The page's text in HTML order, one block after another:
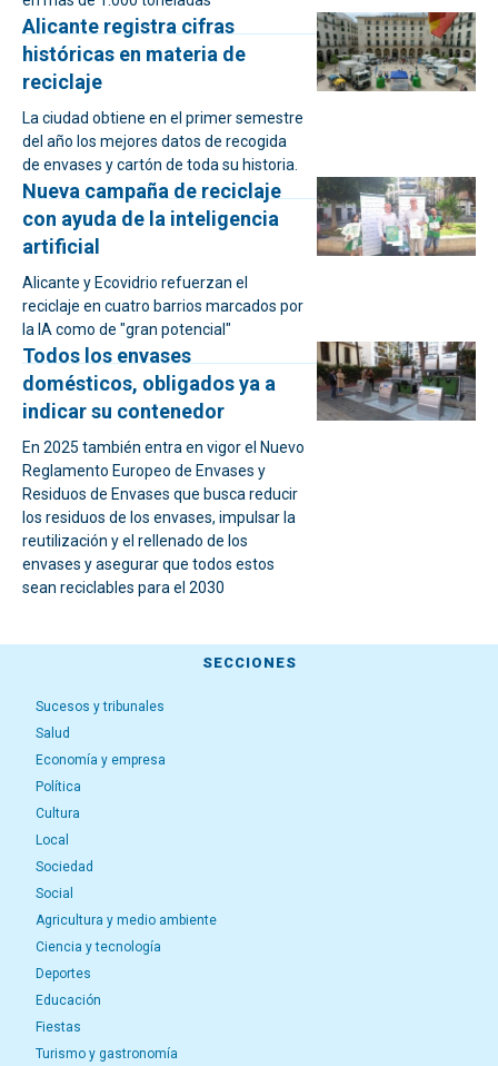
Alicante registra cifras
históricas en materia de
reciclaje
La ciudad obtiene en el primer semestre
del año los mejores datos de recogida
de envases y cartón de toda su historia.
Nueva campaña de reciclaje
con ayuda de la inteligencia
artificial
Alicante y Ecovidrio refuerzan el
reciclaje en cuatro barrios marcados por
la IA como de "gran potencial"
Todos los envases
domésticos, obligados ya a
indicar su contenedor
En 2025 también entra en vigor el Nuevo
Reglamento Europeo de Envases y
Residuos de Envases que busca reducir
los residuos de los envases, impulsar la
reutilización y el rellenado de los
envases y asegurar que todos estos
sean reciclables para el 2030
SECCIONES
Sucesos y tribunales
Salud
Economía y empresa
Política
Cultura
Local
Sociedad
Social
Agricultura y medio ambiente
Ciencia y tecnología
Deportes
Educación
Fiestas
Turismo y gastronomía